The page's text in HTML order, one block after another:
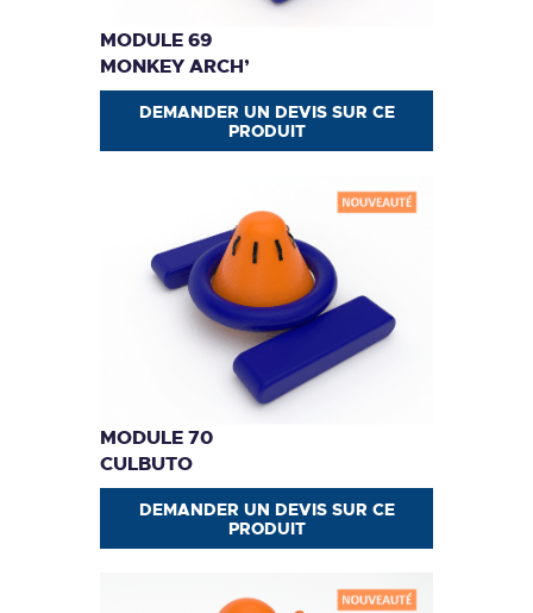
MODULE 69
MONKEY ARCH’
DEMANDER UN DEVIS SUR CE
PRODUIT
MODULE 70
CULBUTO
DEMANDER UN DEVIS SUR CE
PRODUIT